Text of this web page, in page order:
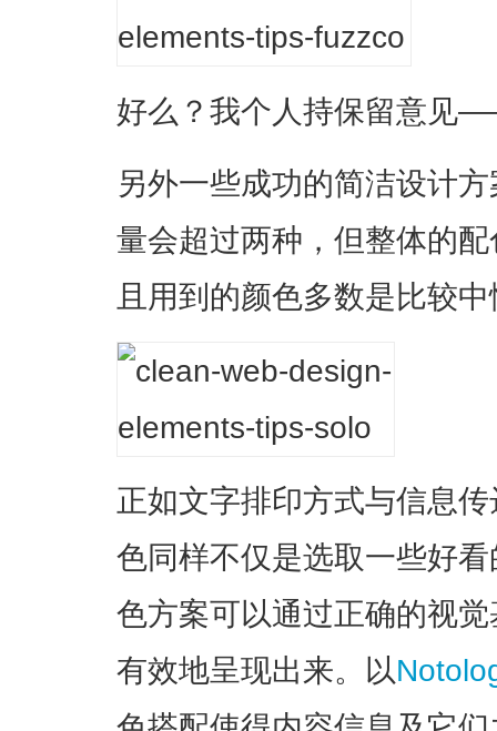
好么？我个人持保留意见
另外一些成功的简洁设计
量会超过两种，但整体的
且用到的颜色多数是比较
正如文字排印方式与信息
色同样不仅是选取一些好
色方案可以通过正确的视
有效地呈现出来。以